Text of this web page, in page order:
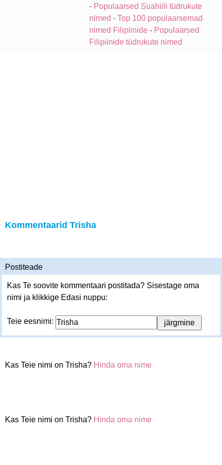
- Populaarsed Suahiili tüdrukute
nimed - Top 100 populaarsemad
nimed Filipiinide - Populaarsed
Filipiinide tüdrukute nimed
Kommentaarid Trisha
Postiteade
Kas Te soovite kommentaari postitada? Sisestage oma
nimi ja klikkige Edasi nuppu:
Teie eesnimi:
Kas Teie nimi on Trisha? Hinda oma nime
Kas Teie nimi on Trisha? Hinda oma nime